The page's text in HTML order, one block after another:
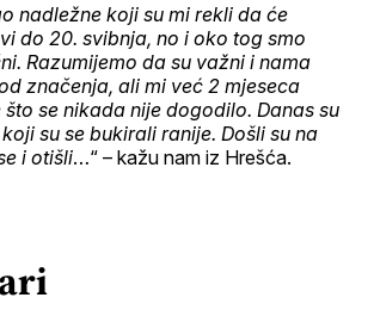
nadležne koji su mi rekli da će
do 20. svibnja, no i oko tog smo
Razumijemo da su važni i nama
značenja, ali mi već 2 mjeseca
se nikada nije dogodilo. Danas su
su se bukirali ranije. Došli su na
i otišli…“ – kažu nam iz Hrešća.